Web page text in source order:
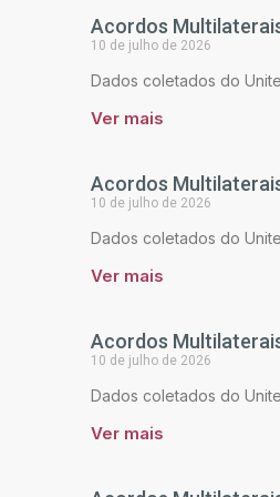
Acordos
10 de julho de 2026
Dados coletados do
Ver mais
Acordos
10 de julho de 2026
Dados coletados do
Ver mais
Acordos
10 de julho de 2026
Dados coletados do
Ver mais